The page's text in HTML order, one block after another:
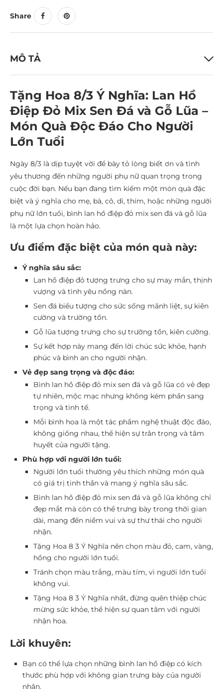
Share
MÔ TẢ
Tặng Hoa 8/3 Ý Nghĩa: Lan Hồ
Điệp Đỏ Mix Sen Đá và Gỗ Lũa –
Món Quà Độc Đáo Cho Người
Lớn Tuổi
Ngày 8/3 là dịp tuyệt vời để bày tỏ lòng biết ơn và tình
yêu thương đến những người phụ nữ quan trọng trong
cuộc đời bạn. Nếu bạn đang tìm kiếm một món quà đặc
biệt và ý nghĩa cho mẹ, bà, cô, dì, thím, hoặc những người
phụ nữ lớn tuổi, bình lan hồ điệp đỏ mix sen đá và gỗ lũa
là một lựa chọn hoàn hảo.
Ưu điểm đặc biệt của món quà này:
Ý nghĩa sâu sắc:
Lan hồ điệp đỏ tượng trưng cho sự may mắn, thịnh
vượng và tình yêu nồng nàn.
Sen đá biểu tượng cho sức sống mãnh liệt, sự kiên
cường và trường tồn.
Gỗ lũa tượng trưng cho sự trường tồn, kiên cường.
Sự kết hợp này mang đến lời chúc sức khỏe, hạnh
phúc và bình an cho người nhận.
Vẻ đẹp sang trọng và độc đáo:
Bình lan hồ điệp đỏ mix sen đá và gỗ lũa có vẻ đẹp
tự nhiên, mộc mạc nhưng không kém phần sang
trọng và tinh tế.
Mỗi bình hoa là một tác phẩm nghệ thuật độc đáo,
không giống nhau, thể hiện sự trân trọng và tâm
huyết của người tặng.
Phù hợp với người lớn tuổi:
Người lớn tuổi thường yêu thích những món quà
có giá trị tinh thần và mang ý nghĩa sâu sắc.
Bình lan hồ điệp đỏ mix sen đá và gỗ lũa không chỉ
đẹp mắt mà còn có thể trưng bày trong thời gian
dài, mang đến niềm vui và sự thư thái cho người
nhận.
Tặng Hoa 8 3 Ý Nghĩa nên chọn màu đỏ, cam, vàng,
hồng cho người lớn tuổi.
Tránh chọn màu trắng, màu tím, vì người lớn tuổi
không vui.
Tặng Hoa 8 3 Ý Nghĩa nhất, đừng quên thiệp chúc
mừng sức khỏe, thể hiện sự quan tâm với người
nhận hoa.
Lời khuyên:
Bạn có thể lựa chọn những bình lan hồ điệp có kích
thước phù hợp với không gian trưng bày của người
nhận.